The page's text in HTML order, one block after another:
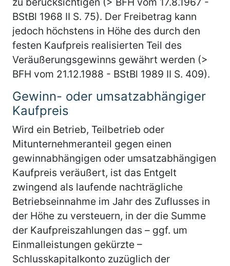
BStBl 1968 II S. 75). Der Freibetrag kann
jedoch höchstens in Höhe des durch den
festen Kaufpreis realisierten Teil des
Veräußerungsgewinns gewährt werden (>
BFH vom 21.12.1988 - BStBl 1989 II S. 409).
Gewinn- oder umsatzabhängiger
Kaufpreis
Wird ein Betrieb, Teilbetrieb oder
Mitunternehmeranteil gegen einen
gewinnabhängigen oder umsatzabhängigen
Kaufpreis veräußert, ist das Entgelt
zwingend als laufende nachträgliche
Betriebseinnahme im Jahr des Zuflusses in
der Höhe zu versteuern, in der die Summe
der Kaufpreiszahlungen das – ggf. um
Einmalleistungen gekürzte –
Schlusskapitalkonto zuzüglich der